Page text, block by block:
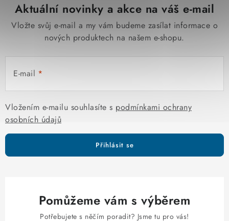
Aktuální novinky a akce na váš e-mail
Vložte svůj e-mail a my vám budeme zasílat informace o
nových produktech na našem e-shopu.
E-mail
Vložením e-mailu souhlasíte s podmínkami ochrany
osobních údajů
Přihlásit se
Pomůžeme vám s výběrem
Potřebujete s něčím poradit? Jsme tu pro vás!